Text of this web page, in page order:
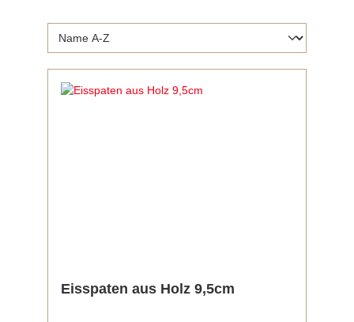
Eisspaten aus Holz 9,5cm